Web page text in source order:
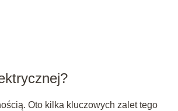
Oto kilka kluczowych zalet tego